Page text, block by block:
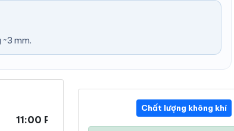
mm.
11:00 PM
12:00 AM
01:00 AM
Chất lượng không khí